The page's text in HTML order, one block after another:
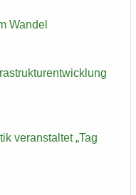
Wan­del
ver­an­stal­tet „Tag